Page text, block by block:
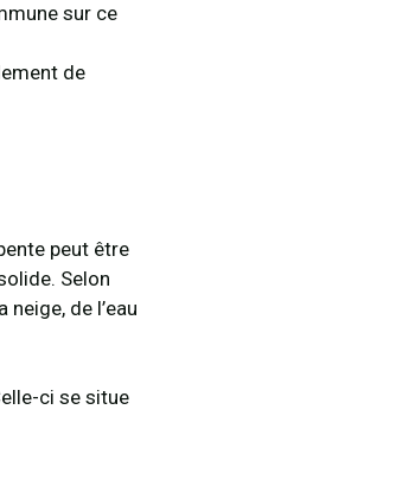
sur ce
de
peut être
Selon
de l’eau
ci se situe